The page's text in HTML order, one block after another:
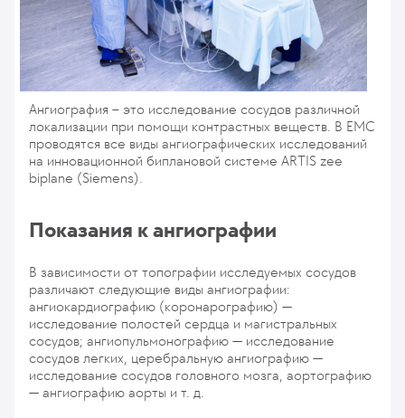
Ангиография – это исследование сосудов различной
локализации при помощи контрастных веществ. В EMC
проводятся все виды ангиографических исследований
на инновационной биплановой системе ARTIS zee
biplane (Siemens).
Показания к ангиографии
В зависимости от топографии исследуемых сосудов
различают следующие виды ангиографии:
ангиокардиографию (коронарографию) —
исследование полостей сердца и магистральных
сосудов; ангиопульмонографию — исследование
сосудов легких, церебральную ангиографию —
исследование сосудов головного мозга, аортографию
— ангиографию аорты и т. д.